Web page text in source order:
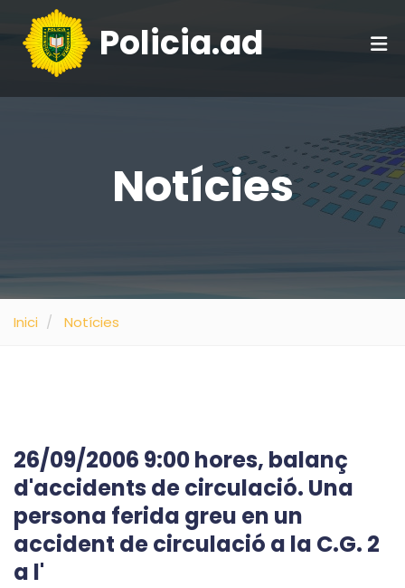
Policia.ad
Notícies
Inici Notícies
26/09/2006 9:00 hores, balanç
d'accidents de circulació. Una
persona ferida greu en un
accident de circulació a la C.G. 2
a l'